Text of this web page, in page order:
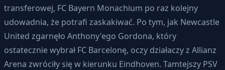
transferowej, FC Bayern Monachium po raz kolejny
udowadnia, że potrafi zaskakiwać. Po tym, jak Newcastle
United zgarnęło Anthony'ego Gordona, który
ostatecznie wybrał FC Barcelonę, oczy działaczy z Allianz
Arena zwróciły się w kierunku Eindhoven. Tamtejszy PSV